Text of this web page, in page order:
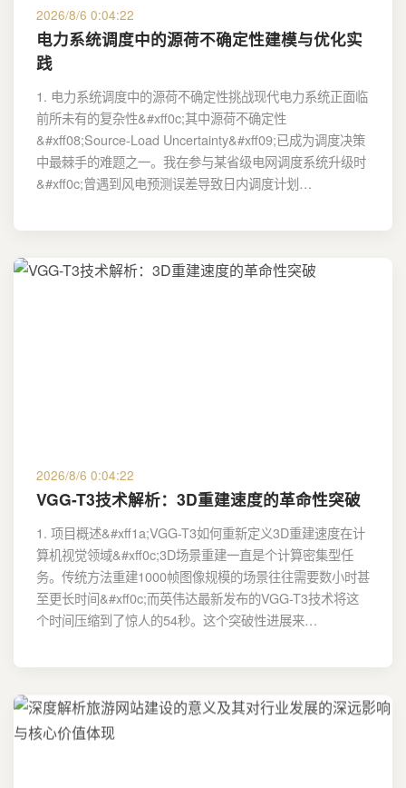
2026/8/6 0:04:22
电力系统调度中的源荷不确定性建模与优化实
践
1. 电力系统调度中的源荷不确定性挑战现代电力系统正面临
前所未有的复杂性&#xff0c;其中源荷不确定性
&#xff08;Source-Load Uncertainty&#xff09;已成为调度决策
中最棘手的难题之一。我在参与某省级电网调度系统升级时
&#xff0c;曾遇到风电预测误差导致日内调度计划…
2026/8/6 0:04:22
VGG-T3技术解析：3D重建速度的革命性突破
1. 项目概述&#xff1a;VGG-T3如何重新定义3D重建速度在计
算机视觉领域&#xff0c;3D场景重建一直是个计算密集型任
务。传统方法重建1000帧图像规模的场景往往需要数小时甚
至更长时间&#xff0c;而英伟达最新发布的VGG-T3技术将这
个时间压缩到了惊人的54秒。这个突破性进展来…